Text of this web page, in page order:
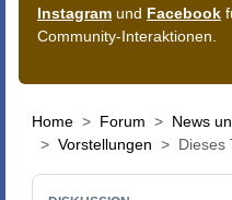
Instagram und Facebook
Community-Interaktionen.
Home Forum
News
Vorstellungen
Dieses